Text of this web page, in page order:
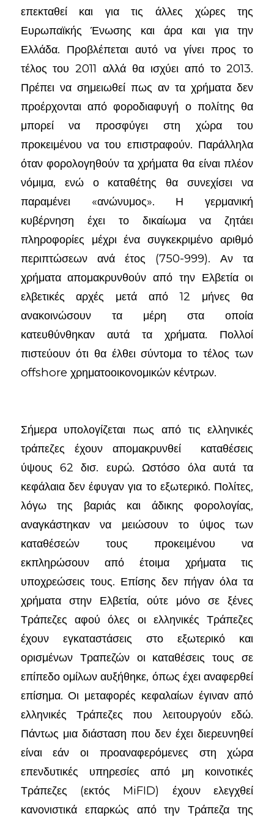
επεκταθεί και για τις άλλες χώρες της
Ευρωπαϊκής Ένωσης και άρα και για την
Ελλάδα. Προβλέπεται αυτό να γίνει προς το
τέλος του 2011 αλλά θα ισχύει από το 2013.
Πρέπει να σημειωθεί πως αν τα χρήματα δεν
προέρχονται από φοροδιαφυγή ο πολίτης θα
μπορεί να προσφύγει στη χώρα του
προκειμένου να του επιστραφούν. Παράλληλα
όταν φορολογηθούν τα χρήματα θα είναι πλέον
νόμιμα, ενώ ο καταθέτης θα συνεχίσει να
παραμένει «ανώνυμος». Η γερμανική
κυβέρνηση έχει το δικαίωμα να ζητάει
πληροφορίες μέχρι ένα συγκεκριμένο αριθμό
περιπτώσεων ανά έτος (750-999). Αν τα
χρήματα απομακρυνθούν από την Ελβετία οι
ελβετικές αρχές μετά από 12 μήνες θα
ανακοινώσουν τα μέρη στα οποία
κατευθύνθηκαν αυτά τα χρήματα. Πολλοί
πιστεύουν ότι θα έλθει σύντομα το τέλος των
offshore χρηματοοικονομικών κέντρων.
Σήμερα υπολογίζεται πως από τις ελληνικές
τράπεζες έχουν απομακρυνθεί καταθέσεις
ύψους 62 δισ. ευρώ. Ωστόσο όλα αυτά τα
κεφάλαια δεν έφυγαν για το εξωτερικό. Πολίτες,
λόγω της βαριάς και άδικης φορολογίας,
αναγκάστηκαν να μειώσουν το ύψος των
καταθέσεών τους προκειμένου να
εκπληρώσουν από έτοιμα χρήματα τις
υποχρεώσεις τους. Επίσης δεν πήγαν όλα τα
χρήματα στην Ελβετία, ούτε μόνο σε ξένες
Τράπεζες αφού όλες οι ελληνικές Τράπεζες
έχουν εγκαταστάσεις στο εξωτερικό και
ορισμένων Τραπεζών οι καταθέσεις τους σε
επίπεδο ομίλων αυξήθηκε, όπως έχει αναφερθεί
επίσημα. Οι μεταφορές κεφαλαίων έγιναν από
ελληνικές Τράπεζες που λειτουργούν εδώ.
Πάντως μια διάσταση που δεν έχει διερευνηθεί
είναι εάν οι προαναφερόμενες στη χώρα
επενδυτικές υπηρεσίες από μη κοινοτικές
Τράπεζες (εκτός MiFID) έχουν ελεγχθεί
κανονιστικά επαρκώς από την Τράπεζα της